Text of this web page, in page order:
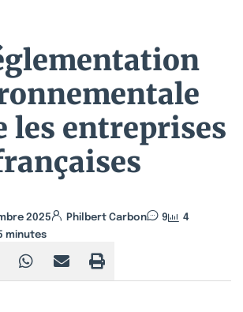
les entreprises
2025 Philbert Carbon 9
4
minutes